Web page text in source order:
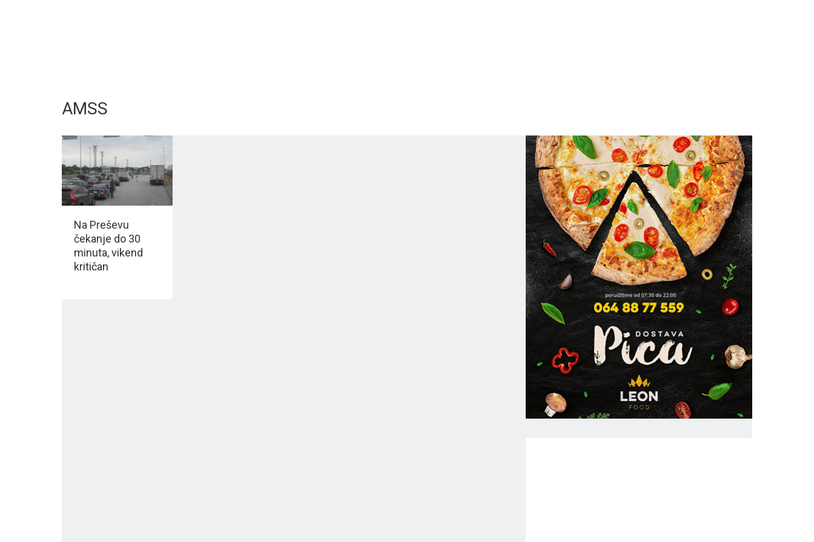
AMSS
Na Preševu
čekanje do 30
minuta, vikend
kritičan